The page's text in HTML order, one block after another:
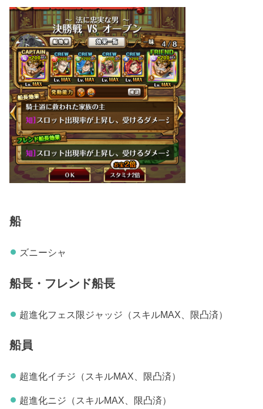
船
ズニーシャ
船長・フレンド船長
超進化フェス限ジャッジ（スキルMAX、限凸済）
船員
超進化イチジ（スキルMAX、限凸済）
超進化ニジ（スキルMAX、限凸済）